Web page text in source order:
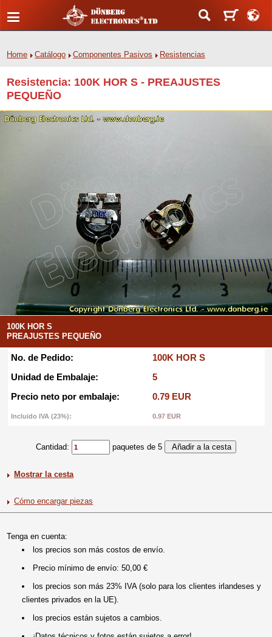
Home Catálogo Componentes Pasivos Resistencias
Resistencia: 100K HOR S - PREAJUSTES
PEQUEÑO
100K HOR S
PREAJUSTES PEQUEÑO
No. de Pedido:
100K HOR S
Unidad de Embalaje:
5
Precio neto por embalaje:
0.79 EUR
Incluido IVA (23%): 0.97 EUR
Cantidad: paquetes de 5
Mostrar la cesta
Cómo encargar piezas
Tenga en cuenta:
los precios son más costos de envío.
Precio mínimo de envío: 50,00 €
los precios son más 23% IVA (solo para los clientes irlandeses y
clientes privados en la UE).
los precios están sujetos a cambios.